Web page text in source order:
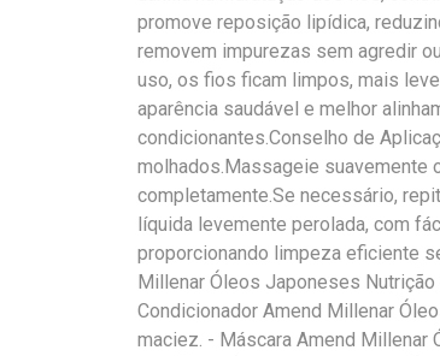
promove reposição lipídica,
removem impurezas sem agredir
uso, os fios ficam limpos, mais
aparência saudável e melhor
condicionantes.Conselho de
molhados.Massageie suavemente
completamente.Se necessário,
líquida levemente perolada, com
proporcionando limpeza eficiente
Millenar Óleos Japoneses
Condicionador Amend Millenar
maciez. - Máscara Amend Millenar